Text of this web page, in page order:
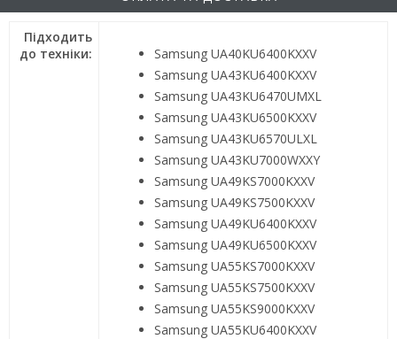
Підходить
до техніки:
Samsung UA40KU6400KXXV
Samsung UA43KU6400KXXV
Samsung UA43KU6470UMXL
Samsung UA43KU6500KXXV
Samsung UA43KU6570ULXL
Samsung UA43KU7000WXXY
Samsung UA49KS7000KXXV
Samsung UA49KS7500KXXV
Samsung UA49KU6400KXXV
Samsung UA49KU6500KXXV
Samsung UA55KS7000KXXV
Samsung UA55KS7500KXXV
Samsung UA55KS9000KXXV
Samsung UA55KU6400KXXV